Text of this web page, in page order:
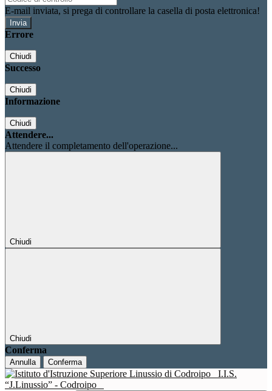
E-mail inviata, si prega di controllare la casella di posta elettronica!
Errore
Chiudi
Successo
Chiudi
Informazione
Chiudi
Attendere...
Attendere il completamento dell'operazione...
Chiudi
Chiudi
Conferma
Annulla Conferma
I.I.S.
“J.Linussio” - Codroipo